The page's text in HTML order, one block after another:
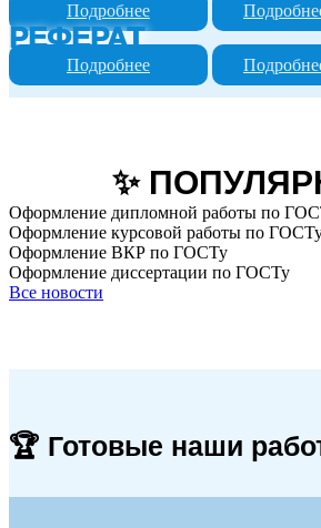
Подробнее
РЕФЕРАТ
Подробнее
✨
Оформление дипломной работы по
Оформление курсовой работы по
Оформление ВКР по ГОСТу
Оформление диссертации по ГОСТу
Все новости
🏆 Готовые наши